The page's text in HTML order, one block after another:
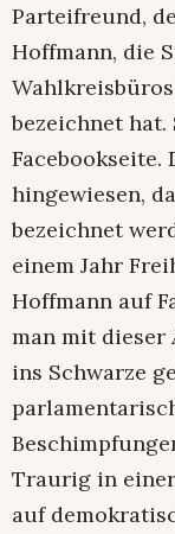
Parteifreund,
Hoffmann, die
bezeichnet hat.
hingewiesen,
bezeichnet
einem Jahr
Hoffmann auf
man mit dieser
ins Schwarze
Traurig in
auf